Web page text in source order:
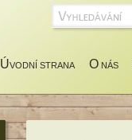
O NÁS
ÚVODNÍ STRANA